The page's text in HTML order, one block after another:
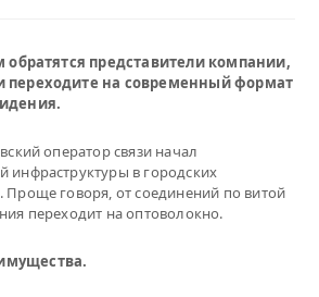
обратятся представители компании,
переходите на современный формат
оператор связи начал
инфраструктуры в городских
Проще говоря, от соединений по витой
переходит на оптоволокно.